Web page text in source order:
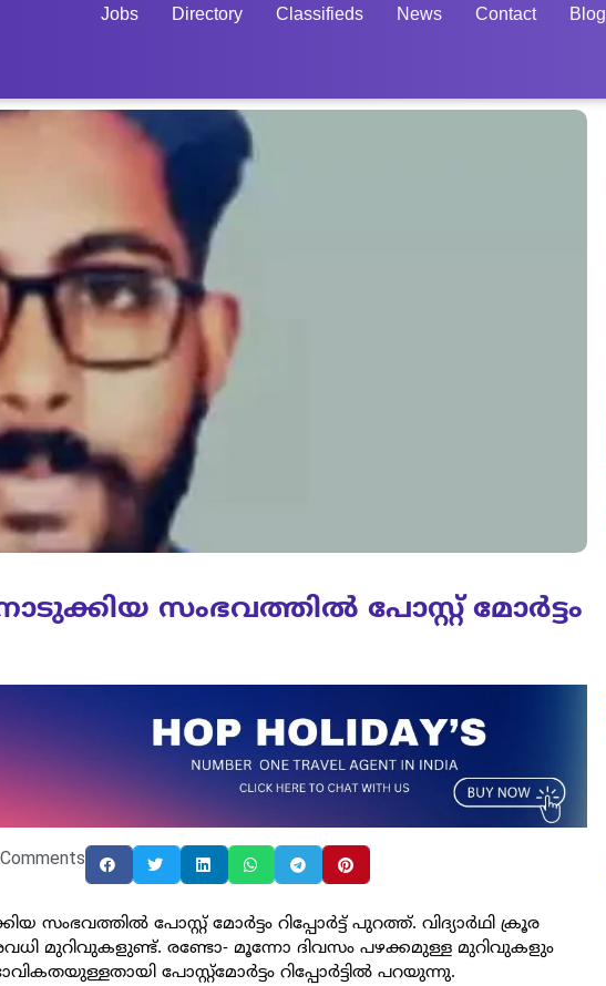
Jobs Directory Classifieds News Contact Blog
സംഭവത്തിൽ പോസ്റ്റ് മോർട്ടം
സംഭവത്തിൽ പോസ്റ്റ് മോർട്ടം റിപ്പോർട്ട് പുറത്ത്. വിദ്യാർഥി ക്രൂര
മുറിവുകളുണ്ട്. രണ്ടോ- മൂന്നോ ദിവസം പഴക്കമുള്ള മുറിവുകളും
പോസ്റ്റ്മോർട്ടം റിപ്പോർട്ടിൽ പറയുന്നു.